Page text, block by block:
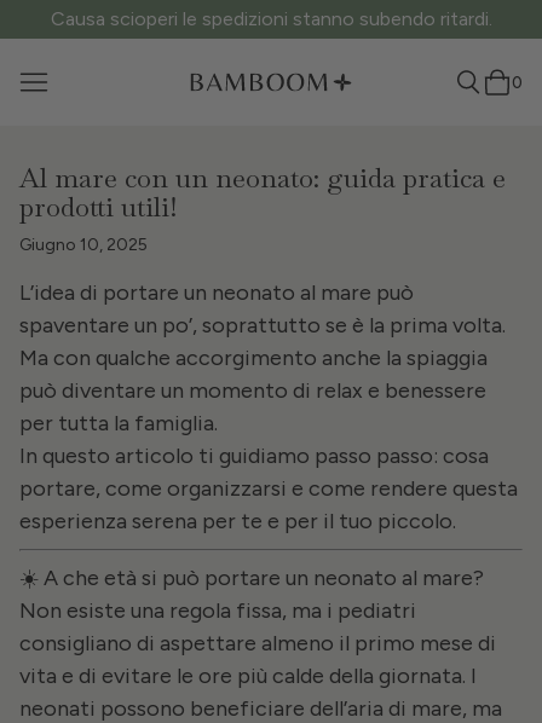
Causa scioperi le spedizioni stanno subendo ritardi.
0
Al mare con un neonato: guida pratica e
prodotti utili!
Giugno 10, 2025
L’idea di portare un neonato al mare può
spaventare un po’, soprattutto se è la prima volta.
Ma con qualche accorgimento anche la spiaggia
può diventare un momento di relax e benessere
per tutta la famiglia.
In questo articolo ti guidiamo passo passo: cosa
portare, come organizzarsi e come rendere questa
esperienza serena per te e per il tuo piccolo.
☀️ A che età si può portare un neonato al mare?
Non esiste una regola fissa, ma i pediatri
consigliano di aspettare almeno il primo mese di
vita e di evitare le ore più calde della giornata. I
neonati possono beneficiare dell’aria di mare, ma